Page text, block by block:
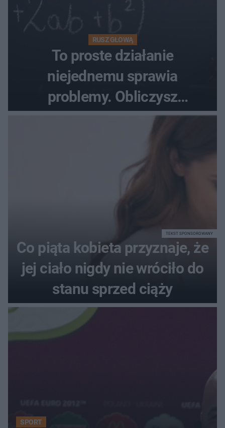
RUSZ GŁOWĄ
To proste działanie
niejednemu sprawia
problemy. Obliczysz
poprawnie, ile to jest
Co piąta kobieta przyznaje, że
jej ciało nigdy nie wróciło do
stanu sprzed ciąży
TEKST SPONSOROWANY
SPORT